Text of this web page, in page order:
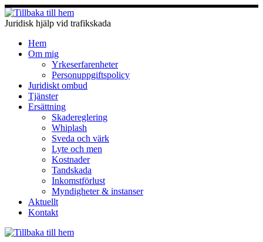
Hoppa
till
Juridisk hjälp vid trafikskada
Hem
Om mig
Yrkeserfarenheter
Personuppgiftspolicy
Juridiskt ombud
Tjänster
Ersättning
Skadereglering
Whiplash
Sveda och värk
Lyte och men
Kostnader
Tandskada
Inkomstförlust
Myndigheter & instanser
Aktuellt
Kontakt